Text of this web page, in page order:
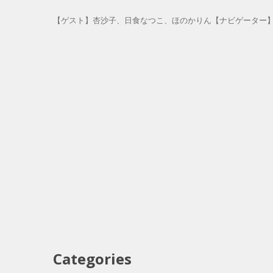
【ゲスト】杏沙子、日食なつこ、ほのかりん【ナビゲーター
Categories